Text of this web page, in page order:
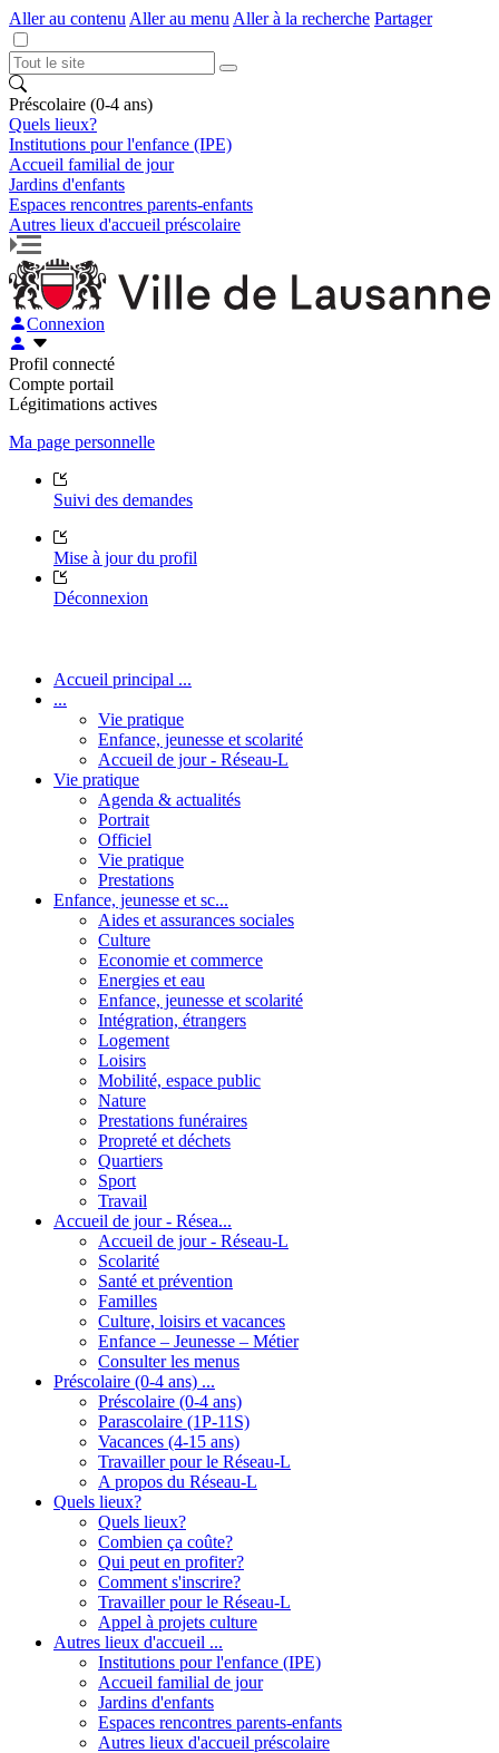
Aller au contenu Aller au menu Aller à la recherche Partager
Préscolaire (0-4 ans)
Quels lieux?
Institutions pour l'enfance (IPE)
Accueil familial de jour
Jardins d'enfants
Espaces rencontres parents-enfants
Autres lieux d'accueil préscolaire
Connexion
Profil connecté
Compte portail
Légitimations actives
Ma page personnelle
Suivi des demandes
Mise à jour du profil
Déconnexion
Accueil principal ...
...
Vie pratique
Enfance, jeunesse et scolarité
Accueil de jour - Réseau-L
Vie pratique
Agenda & actualités
Portrait
Officiel
Vie pratique
Prestations
Enfance, jeunesse et sc...
Aides et assurances sociales
Culture
Economie et commerce
Energies et eau
Enfance, jeunesse et scolarité
Intégration, étrangers
Logement
Loisirs
Mobilité, espace public
Nature
Prestations funéraires
Propreté et déchets
Quartiers
Sport
Travail
Accueil de jour - Résea...
Accueil de jour - Réseau-L
Scolarité
Santé et prévention
Familles
Culture, loisirs et vacances
Enfance – Jeunesse – Métier
Consulter les menus
Préscolaire (0-4 ans) ...
Préscolaire (0-4 ans)
Parascolaire (1P-11S)
Vacances (4-15 ans)
Travailler pour le Réseau-L
A propos du Réseau-L
Quels lieux?
Quels lieux?
Combien ça coûte?
Qui peut en profiter?
Comment s'inscrire?
Travailler pour le Réseau-L
Appel à projets culture
Autres lieux d'accueil ...
Institutions pour l'enfance (IPE)
Accueil familial de jour
Jardins d'enfants
Espaces rencontres parents-enfants
Autres lieux d'accueil préscolaire